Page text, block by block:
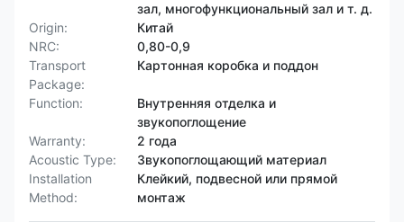
зал, многофункциональный зал и т. д.
Origin:
Китай
NRC:
0,80-0,9
Transport
Package:
Картонная коробка и поддон
Function:
Внутренняя отделка и
звукопоглощение
Warranty:
2 года
Acoustic Type:
Звукопоглощающий материал
Installation
Method:
Клейкий, подвесной или прямой
монтаж